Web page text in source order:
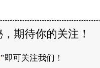
期待你的关注！
”即可关注我们！